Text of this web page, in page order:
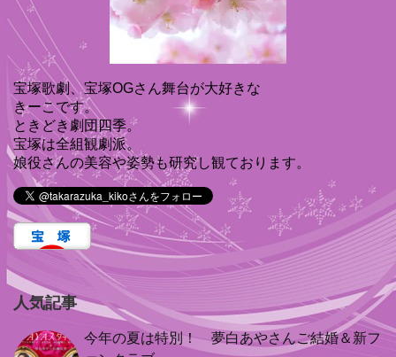
宝塚歌劇、宝塚OGさん舞台が大好きな
きーこです。
ときどき劇団四季。
宝塚は全組観劇派。
娘役さんの美容や姿勢も研究し観ております。
人気記事
今年の夏は特別！ 夢白あやさんご結婚＆新フ